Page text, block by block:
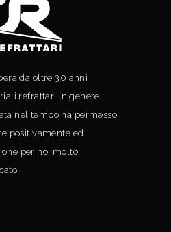
da oltre 30 anni
refrattari in genere .
nel tempo ha permesso
positivamente ed
per noi molto